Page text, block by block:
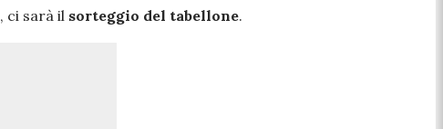
, ci sarà il sorteggio del tabellone.